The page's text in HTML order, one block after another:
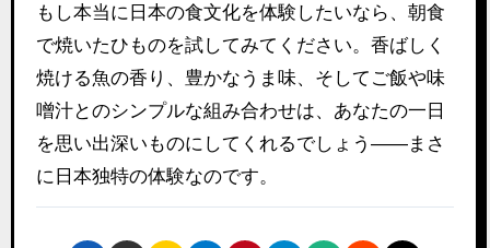
もし本当に日本の食文化を体験したいなら、朝食
で焼いたひものを試してみてください。香ばしく
焼ける魚の香り、豊かなうま味、そしてご飯や味
噌汁とのシンプルな組み合わせは、あなたの一日
を思い出深いものにしてくれるでしょう――まさ
に日本独特の体験なのです。